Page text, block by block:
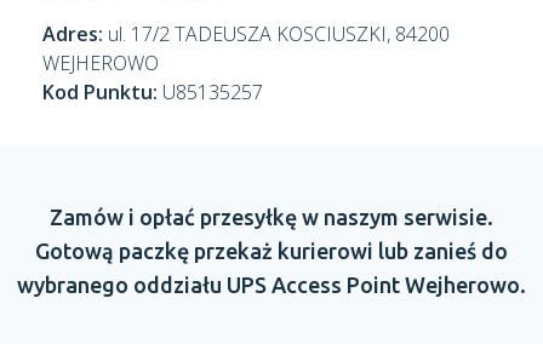
Adres: ul. 17/2 TADEUSZA KOSCIUSZKI, 84200
WEJHEROWO
Kod Punktu: U85135257
Zamów i opłać przesyłkę w naszym serwisie.
Gotową paczkę przekaż kurierowi lub zanieś do
wybranego oddziału UPS Access Point Wejherowo.